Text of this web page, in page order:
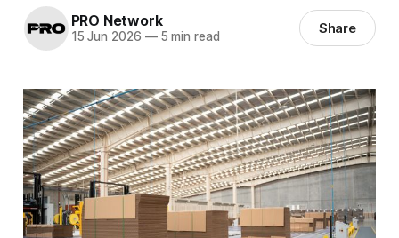
PRO Network
15 Jun 2026 —5 min read Share